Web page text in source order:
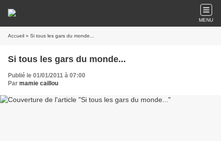
MENU
Accueil » Si tous les gars du monde...
Si tous les gars du monde...
Publié le 01/01/2011 à 07:00
Par mamie caillou